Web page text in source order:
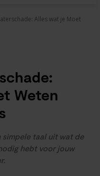
Alles wat je Moet
Weten
simpele taal uit wat de
hebt voor jouw